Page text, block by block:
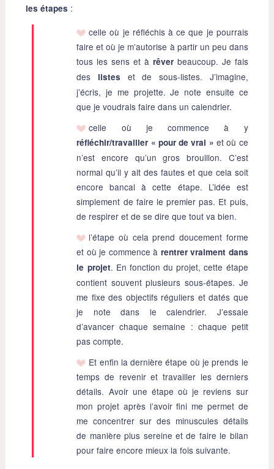
les étapes :
celle où je réfléchis à ce que je pourrais
faire et où je m’autorise à partir un peu dans
tous les sens et à rêverbeaucoup. Je fais
des listes et de sous-listes. J’imagine,
j’écris, je me projette. Je note ensuite ce
que je voudrais faire dans un calendrier.
celle où je commence à y
réfléchir/travailler « pour de vrai » et où ce
n’est encore qu’un gros brouillon. C’est
normal qu’il y ait des fautes et que cela soit
encore bancal à cette étape. L’idée est
simplement de faire le premier pas. Et puis,
de respirer et de se dire que tout va bien.
l’étape où cela prend doucement forme
et où je commence à rentrer vraiment dans
le projet. En fonction du projet, cette étape
contient souvent plusieurs sous-étapes. Je
me fixe des objectifs réguliers et datés que
je note dans le calendrier. J’essaie
d’avancer chaque semaine : chaque petit
pas compte.
Et enfin la dernière étape où je prends le
temps de revenir et travailler les derniers
détails. Avoir une étape où je reviens sur
mon projet après l’avoir fini me permet de
me concentrer sur des minuscules détails
de manière plus sereine et de faire le bilan
pour faire encore mieux la fois suivante.